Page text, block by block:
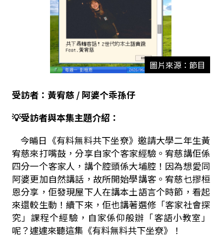
圖片來源：節目
受訪者：黃宥慈/ 阿婆个乖孫仔
💡受訪者與本集主題介紹：
今晡日《有料無料共下坐尞》邀請大學二年生黃
宥慈來打嘴鼓，分享自家个客家經驗。宥慈講佢係
四分一个客家人，講个腔頭係大埔腔！因為想愛同
阿婆更加自然講話，故所開始學講客。宥慈乜摎桓
恩分享，佢發現屋下人在講本土語言个時節，看起
來還較生動！續下來，佢也講著選修「客家社會探
究」課程个經驗，自家係仰般辦「客語小教室」
呢？遽遽來聽這集《有料無料共下坐尞》！